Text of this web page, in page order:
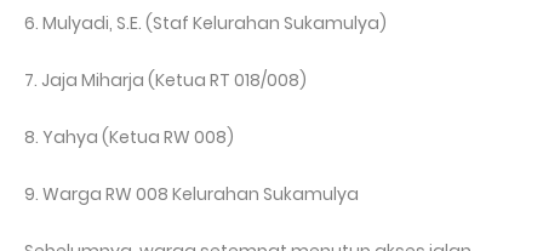
6. Mulyadi, S.E. (Staf Kelurahan Sukamulya)
7. Jaja Miharja (Ketua RT 018/008)
8. Yahya (Ketua RW 008)
9. Warga RW 008 Kelurahan Sukamulya